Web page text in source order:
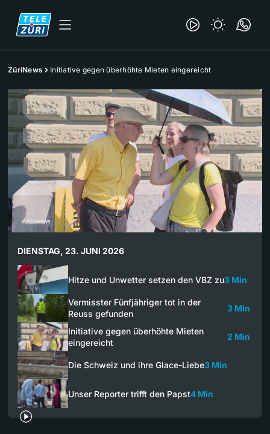
ZüriNews Initiative gegen überhöhte Mieten eingereicht
DIENSTAG, 23. JUNI 2026
Hitze und Unwetter setzen den VBZ zu3 Min
Vermisster Fünfjähriger tot in der
Reuss gefunden
3 Min
Initiative gegen überhöhte Mieten
eingereicht
2 Min
Die Schweiz und ihre Glace-Liebe3 Min
Unser Reporter trifft den Papst4 Min